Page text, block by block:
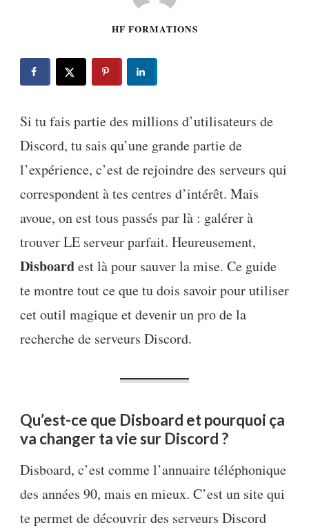
HF FORMATIONS
Si tu fais partie des millions d’utilisateurs de
Discord, tu sais qu’une grande partie de
l’expérience, c’est de rejoindre des serveurs qui
correspondent à tes centres d’intérêt. Mais
avoue, on est tous passés par là : galérer à
trouver LE serveur parfait. Heureusement,
Disboardest là pour sauver la mise. Ce guide
te montre tout ce que tu dois savoir pour utiliser
cet outil magique et devenir un pro de la
recherche de serveurs Discord.
Qu’est-ce que Disboard et pourquoi ça
va changer ta vie sur Discord ?
Disboard, c’est comme l’annuaire téléphonique
des années 90, mais en mieux. C’est un site qui
te permet de découvrir des serveurs Discord